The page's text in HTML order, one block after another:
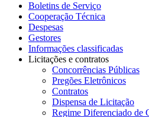
Boletins de Serviço
Cooperação Técnica
Despesas
Gestores
Informações classificadas
Licitações e contratos
Concorrências Públicas
Pregões Eletrônicos
Contratos
Dispensa de Licitação
Regime Diferenciado de